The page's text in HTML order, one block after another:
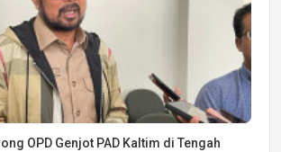
OPD Genjot PAD Kaltim di Tengah